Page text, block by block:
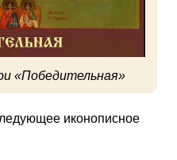
«Победительная»
иконописное